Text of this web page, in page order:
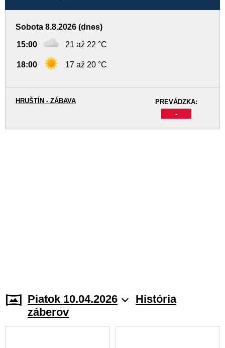
Sobota 8.8.2026 (dnes)
15:00 21 až 22 °C
18:00 17 až 20 °C
PREVÁDZKA:
-
HRUŠTÍN - ZÁBAVA
Piatok 10.04.2026
História
záberov